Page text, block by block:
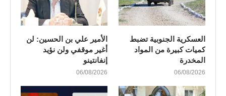
العسكرية الجنوبية تضبط
كميات كبيرة من المواد
المخدرة
06/08/2026
الأمير علي بن الحسين: لن
أغير موقفي ولن نؤيد
إنفانتينو
06/08/2026